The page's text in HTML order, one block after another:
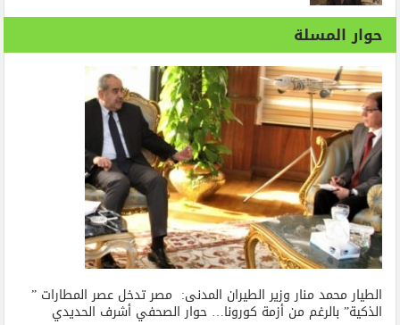
حوار المسلة
الطيار محمد منار وزير الطيران المدنى: مصر تدخل عصر المطارات ”
الذكية” بالرغم من أزمة كورونا… حوار الصحفي أشرف الحديدي